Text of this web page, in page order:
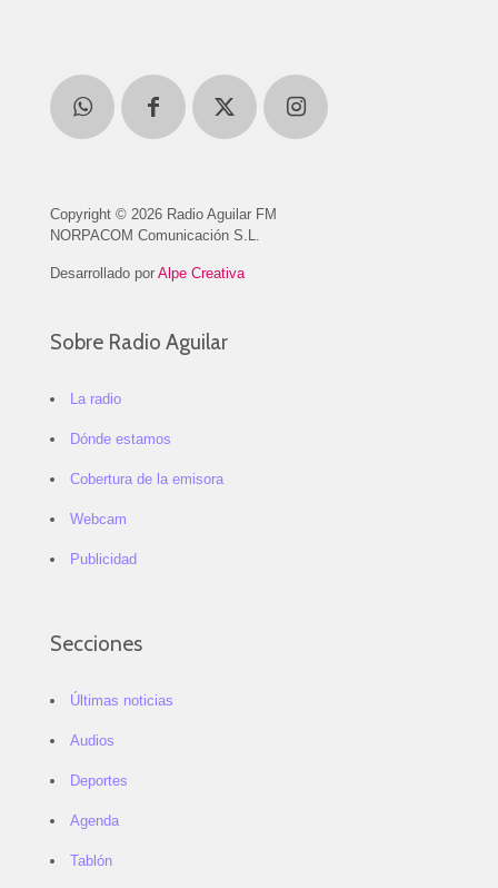
Copyright © 2026 Radio Aguilar FM
NORPACOM Comunicación S.L.
Desarrollado por Alpe Creativa
Sobre Radio Aguilar
La radio
Dónde estamos
Cobertura de la emisora
Webcam
Publicidad
Secciones
Últimas noticias
Audios
Deportes
Agenda
Tablón